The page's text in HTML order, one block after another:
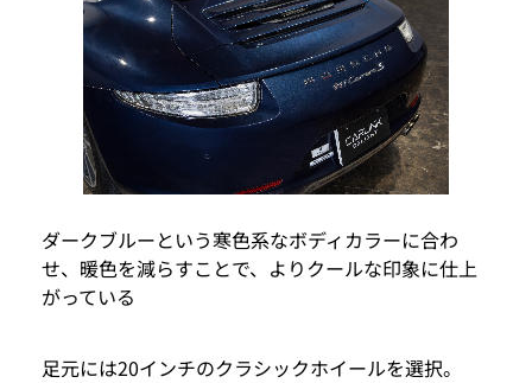
ダークブルーという寒色系なボディカラーに合わ
せ、暖色を減らすことで、よりクールな印象に仕上
がっている
足元には20インチのクラシックホイールを選択。